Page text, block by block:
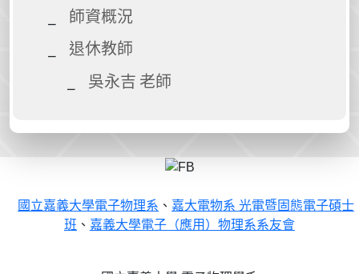
師資概況
退休教師
吳永吉 老師
國立嘉義大學電子物理系 、 嘉大電物系 光電暨固態電子碩士
班 、 嘉義大學電子（應用）物理系系友會